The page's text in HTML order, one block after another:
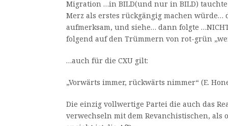
Migration …in BILD(und nur in BILD) tauchte
Merz als erstes rückgängig machen würde…
aufmerksam, und siehe… dann folgte
folgend auf den Trümmern von rot-grün
…auch für die CXU gilt:
„Vorwärts immer, rückwärts nimmer“ (E.
Die einzig vollwertige Partei die auch das
verwechseln mit dem Revanchistischen,